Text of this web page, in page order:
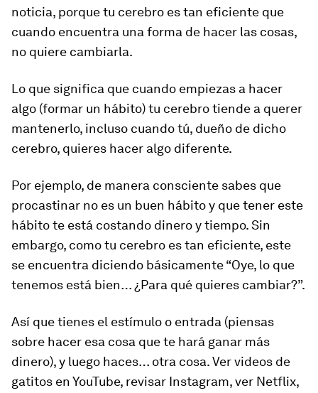
noticia, porque tu cerebro es tan eficiente que
cuando encuentra una forma de hacer las cosas,
no quiere cambiarla.
Lo que significa que cuando empiezas a hacer
algo (formar un hábito) tu cerebro tiende a querer
mantenerlo, incluso cuando tú, dueño de dicho
cerebro, quieres hacer algo diferente.
Por ejemplo, de manera consciente sabes que
procastinar no es un buen hábito y que tener este
hábito te está costando dinero y tiempo. Sin
embargo, como tu cerebro es tan eficiente, este
se encuentra diciendo básicamente “Oye, lo que
tenemos está bien… ¿Para qué quieres cambiar?”.
Así que tienes el estímulo o entrada (piensas
sobre hacer esa cosa que te hará ganar más
dinero), y luego haces… otra cosa. Ver videos de
gatitos en YouTube, revisar Instagram, ver Netflix,